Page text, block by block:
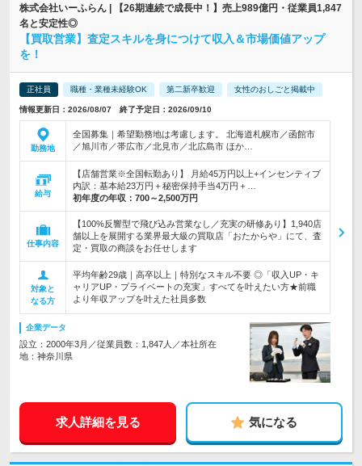
株式会社いーふらん | 【26期連続で成長中！】売上989億円・従業員1,847
名と安定性◎
【買取営業】査定スキルを身につけて収入＆市場価値アップ
を！
正社員 職種・業種未経験OK 第二新卒歓迎 女性のおしごと掲載中
情報更新日：2026/08/07 終了予定日：2026/09/10
勤務地
全国募集｜希望勤務地は考慮します。 北海道札幌市／函館市
／旭川市／帯広市／北見市／北広島市 ほか…
給与
【店舗営業※全国転勤あり】 月給45万円以上+インセンティブ
内訳：基本給23万円＋秘密保持手当4万円＋…
初年度の年収： 700～2,500万円
仕事内容
【100%反響型で飛び込み営業なし／充実の研修あり】1,940店
舗以上を展開する業界最大級の買取店「おたからや」にて、査
定・買取の商談をお任せします
対象と
なる方
平均年齢29歳｜高卒以上｜特別なスキル不要 ◎「収入UP・キ
ャリアUP・プライベートの充実」すべてを叶えたい方★前職
より年収アップを叶えた社員多数
企業データ
設立：2000年3月／従業員数：1,847人／本社所在
地：神奈川県
求人詳細を見る 気になる